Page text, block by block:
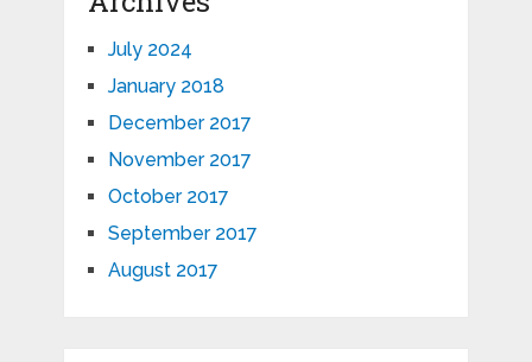
July 2024
January 2018
December 2017
November 2017
October 2017
September 2017
August 2017